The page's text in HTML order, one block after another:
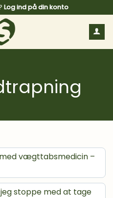
Log ind på din konto
vægttabsmedicin –
stoppe med at tage